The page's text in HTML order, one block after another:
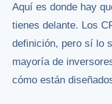
Aquí es donde hay
tienes delante. Los
definición, pero sí lo
mayoría de
cómo están